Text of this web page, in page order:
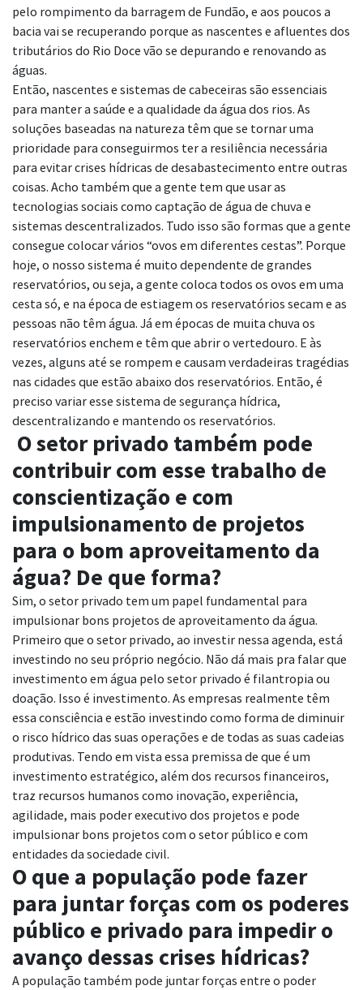
pelo rompimento da barragem de Fundão, e aos poucos a
bacia vai se recuperando porque as nascentes e afluentes dos
tributários do Rio Doce vão se depurando e renovando as
águas.
Então, nascentes e sistemas de cabeceiras são essenciais
para manter a saúde e a qualidade da água dos rios. As
soluções baseadas na natureza têm que se tornar uma
prioridade para conseguirmos ter a resiliência necessária
para evitar crises hídricas de desabastecimento entre outras
coisas. Acho também que a gente tem que usar as
tecnologias sociais como captação de água de chuva e
sistemas descentralizados. Tudo isso são formas que a gente
consegue colocar vários “ovos em diferentes cestas”. Porque
hoje, o nosso sistema é muito dependente de grandes
reservatórios, ou seja, a gente coloca todos os ovos em uma
cesta só, e na época de estiagem os reservatórios secam e as
pessoas não têm água. Já em épocas de muita chuva os
reservatórios enchem e têm que abrir o vertedouro. E às
vezes, alguns até se rompem e causam verdadeiras tragédias
nas cidades que estão abaixo dos reservatórios. Então, é
preciso variar esse sistema de segurança hídrica,
descentralizando e mantendo os reservatórios.
O setor privado também pode
contribuir com esse trabalho de
conscientização e com
impulsionamento de projetos
para o bom aproveitamento da
água? De que forma?
Sim, o setor privado tem um papel fundamental para
impulsionar bons projetos de aproveitamento da água.
Primeiro que o setor privado, ao investir nessa agenda, está
investindo no seu próprio negócio. Não dá mais pra falar que
investimento em água pelo setor privado é filantropia ou
doação. Isso é investimento. As empresas realmente têm
essa consciência e estão investindo como forma de diminuir
o risco hídrico das suas operações e de todas as suas cadeias
produtivas. Tendo em vista essa premissa de que é um
investimento estratégico, além dos recursos financeiros,
traz recursos humanos como inovação, experiência,
agilidade, mais poder executivo dos projetos e pode
impulsionar bons projetos com o setor público e com
entidades da sociedade civil.
O que a população pode fazer
para juntar forças com os poderes
público e privado para impedir o
avanço dessas crises hídricas?
A população também pode juntar forças entre o poder